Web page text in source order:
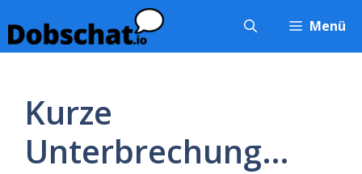
Inhalt
springen
Menü
Kurze
Unterbrechung…